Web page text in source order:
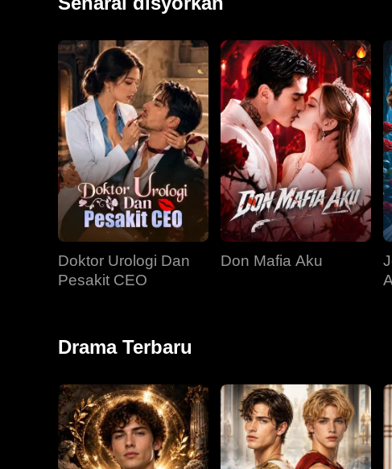
Doktor Urologi Dan
Pesakit CEO
Don Mafia Aku
Drama Terbaru